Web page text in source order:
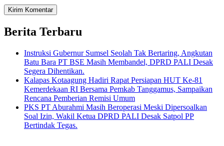
Berita Terbaru
Instruksi Gubernur Sumsel Seolah Tak Bertaring, Angkutan
Batu Bara PT BSE Masih Membandel, DPRD PALI Desak
Segera Dihentikan.
Kalapas Kotaagung Hadiri Rapat Persiapan HUT Ke-81
Kemerdekaan RI Bersama Pemkab Tanggamus, Sampaikan
Rencana Pemberian Remisi Umum
PKS PT Aburahmi Masih Beroperasi Meski Dipersoalkan
Soal Izin, Wakil Ketua DPRD PALI Desak Satpol PP
Bertindak Tegas.